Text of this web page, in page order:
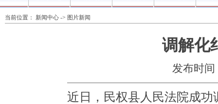
当前位置： 新闻中心 -> 图片新闻
调解化
发布时间
近日，民权县人民法院成